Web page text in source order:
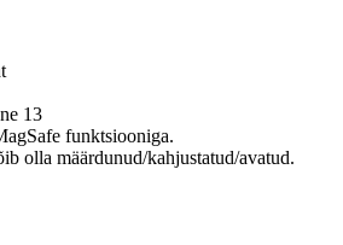
13
funktsiooniga.
olla määrdunud/kahjustatud/avatud.